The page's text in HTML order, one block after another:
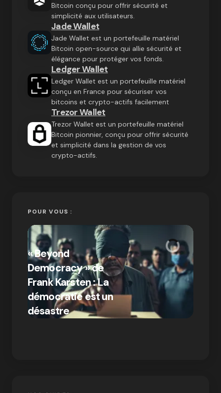
Bitcoin conçu pour offrir sécurité et
simplicité aux utilisateurs.
Jade Wallet
Jade Wallet est un portefeuille matériel
Bitcoin open-source qui allie sécurité et
élégance pour protéger vos fonds.
Ledger Wallet
Ledger Wallet est un portefeuille matériel
conçu en France pour sécuriser vos
bitcoins et crypto-actifs facilement
Trezor Wallet
Trezor Wallet est un portefeuille matériel
Bitcoin pionnier, conçu pour offrir sécurité
et simplicité dans la gestion de vos
crypto-actifs.
POUR VOUS :
« Beyond
Democracy » de
Frank Karsten : La
démocratie est un
désastre
par Ines Aissani
on 03/10/2024